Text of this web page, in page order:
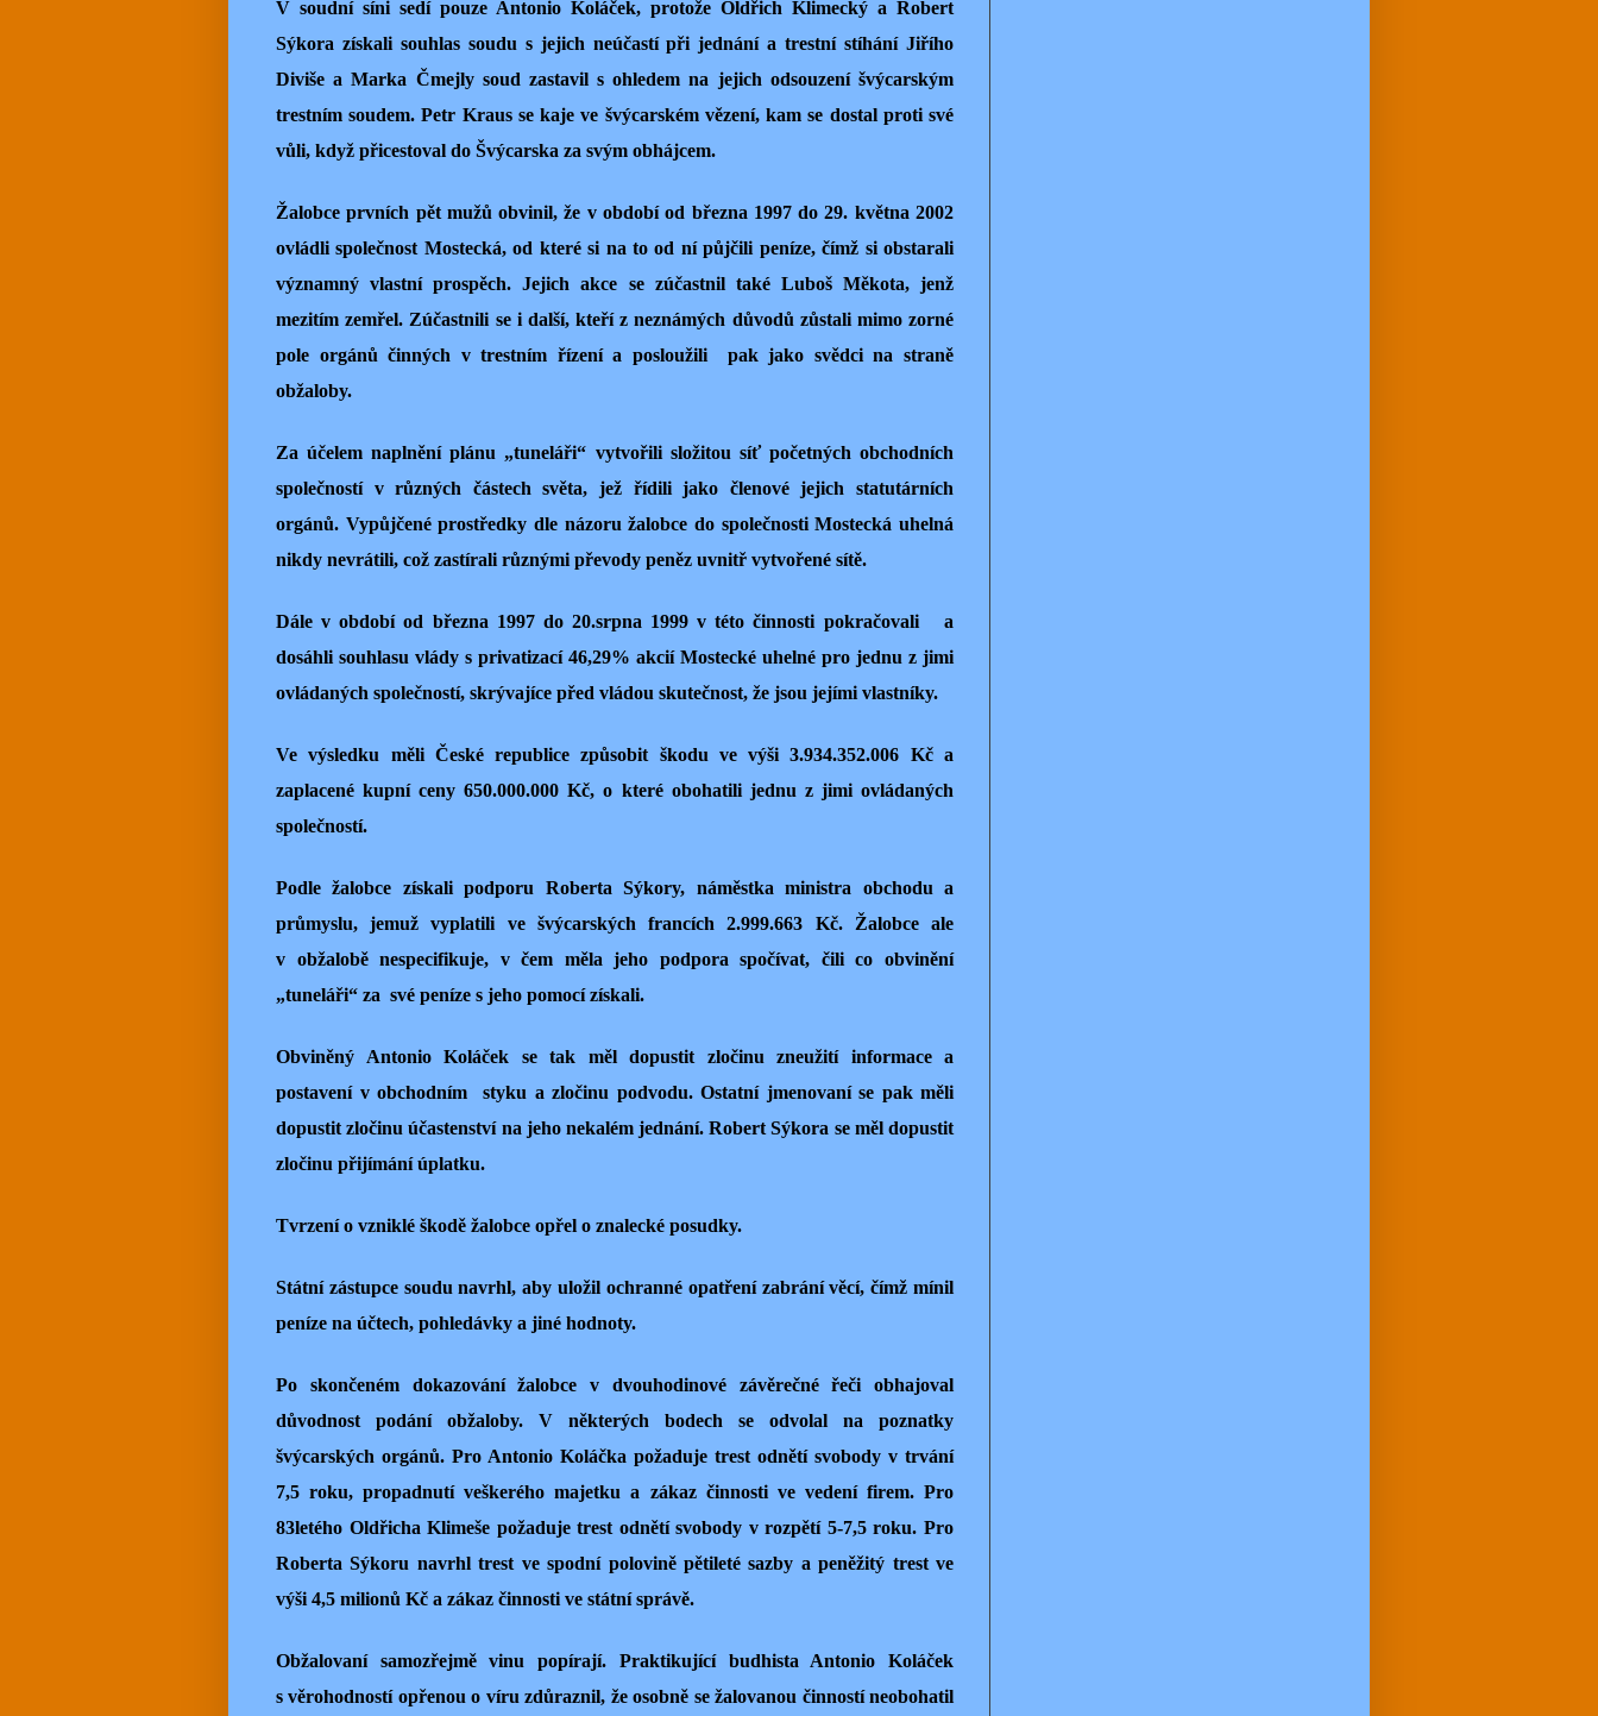
V soudní síni sedí pouze Antonio Koláček, protože Oldřich Klimecký a Robert
Sýkora získali souhlas soudu s jejich neúčastí při jednání a trestní stíhání Jiřího
Diviše a Marka Čmejly soud zastavil s ohledem na jejich odsouzení švýcarským
trestním soudem. Petr Kraus se kaje ve švýcarském vězení, kam se dostal proti své
vůli, když přicestoval do Švýcarska za svým obhájcem.
Žalobce prvních pět mužů obvinil, že v období od března 1997 do 29. května 2002
ovládli společnost Mostecká, od které si na to od ní půjčili peníze, čímž si obstarali
významný vlastní prospěch. Jejich akce se zúčastnil také Luboš Měkota, jenž
mezitím zemřel. Zúčastnili se i další, kteří z neznámých důvodů zůstali mimo zorné
pole orgánů činných v trestním řízení a posloužili pak jako svědci na straně
obžaloby.
Za účelem naplnění plánu „tuneláři“ vytvořili složitou síť početných obchodních
společností v různých částech světa, jež řídili jako členové jejich statutárních
orgánů. Vypůjčené prostředky dle názoru žalobce do společnosti Mostecká uhelná
nikdy nevrátili, což zastírali různými převody peněz uvnitř vytvořené sítě.
Dále v období od března 1997 do 20.srpna 1999 v této činnosti pokračovali a
dosáhli souhlasu vlády s privatizací 46,29% akcií Mostecké uhelné pro jednu z jimi
ovládaných společností, skrývajíce před vládou skutečnost, že jsou jejími vlastníky.
Ve výsledku měli České republice způsobit škodu ve výši 3.934.352.006 Kč a
zaplacené kupní ceny 650.000.000 Kč, o které obohatili jednu z jimi ovládaných
společností.
Podle žalobce získali podporu Roberta Sýkory, náměstka ministra obchodu a
průmyslu, jemuž vyplatili ve švýcarských francích 2.999.663 Kč. Žalobce ale
v obžalobě nespecifikuje, v čem měla jeho podpora spočívat, čili co obvinění
„tuneláři“ za své peníze s jeho pomocí získali.
Obviněný Antonio Koláček se tak měl dopustit zločinu zneužití informace a
postavení v obchodním styku a zločinu podvodu. Ostatní jmenovaní se pak měli
dopustit zločinu účastenství na jeho nekalém jednání. Robert Sýkora se měl dopustit
zločinu přijímání úplatku.
Tvrzení o vzniklé škodě žalobce opřel o znalecké posudky.
Státní zástupce soudu navrhl, aby uložil ochranné opatření zabrání věcí, čímž mínil
peníze na účtech, pohledávky a jiné hodnoty.
Po skončeném dokazování žalobce v dvouhodinové závěrečné řeči obhajoval
důvodnost podání obžaloby. V některých bodech se odvolal na poznatky
švýcarských orgánů. Pro Antonio Koláčka požaduje trest odnětí svobody v trvání
7,5 roku, propadnutí veškerého majetku a zákaz činnosti ve vedení firem. Pro
83letého Oldřicha Klimeše požaduje trest odnětí svobody v rozpětí 5-7,5 roku. Pro
Roberta Sýkoru navrhl trest ve spodní polovině pětileté sazby a peněžitý trest ve
výši 4,5 milionů Kč a zákaz činnosti ve státní správě.
Obžalovaní samozřejmě vinu popírají. Praktikující budhista Antonio Koláček
s věrohodností opřenou o víru zdůraznil, že osobně se žalovanou činností neobohatil